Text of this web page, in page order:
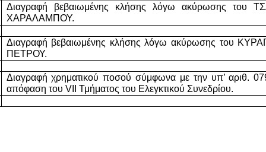
Διαγραφή βεβαιωμένης κλήσης λόγω ακύρωσης του
ΧΑΡΑΛΑΜΠΟΥ.
Διαγραφή βεβαιωμένης κλήσης λόγω ακύρωσης του
ΠΕΤΡΟΥ.
Διαγραφή χρηματικού ποσού σύμφωνα με την υπ’ αριθ.
απόφαση του VII Τμήματος του Ελεγκτικού Συνεδρίου.